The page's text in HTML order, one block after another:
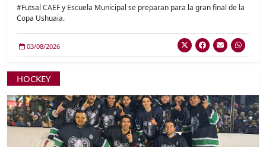
#Futsal CAEF y Escuela Municipal se preparan para la gran final de la
Copa Ushuaia.
03/08/2026
HOCKEY